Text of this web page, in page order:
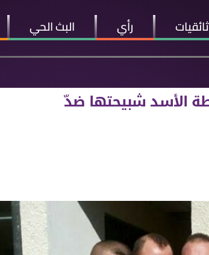
رأي البث الحي
اﻷسد شبيحتها ضدّ